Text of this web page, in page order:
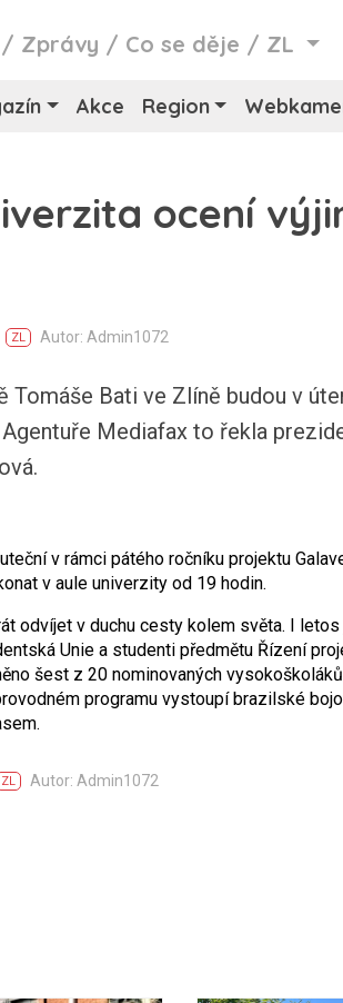
/ Zprávy / Co se děje / ZL
Akce Region
ocení
ZL Autor: Admin1072
Tomáše Bati ve Zlíně budou v
Mediafax to řekla
v rámci pátého ročníku projektu
v aule univerzity od 19 hodin.
odvíjet v duchu cesty kolem světa. I
Unie a studenti předmětu Řízení
šest z 20 nominovaných
programu vystoupí brazilské
ZL Autor: Admin1072